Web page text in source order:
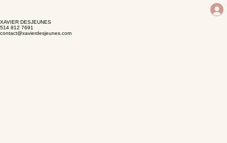
XAVIER DESJEUNES
514 812 7691
contact@xavierdesjeunes.com